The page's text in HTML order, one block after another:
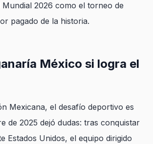
2026 como el torneo de
pagado de la historia.
México si logra el
Mexicana, el desafío deportivo es
de 2025 dejó dudas: tras conquistar
Estados Unidos, el equipo dirigido